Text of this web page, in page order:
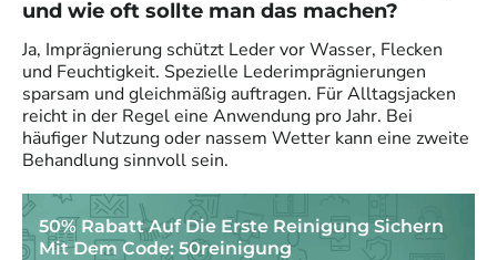
und wie oft sollte man das machen?
Ja, Imprägnierung schützt Leder vor Wasser, Flecken
und Feuchtigkeit. Spezielle Lederimprägnierungen
sparsam und gleichmäßig auftragen. Für Alltagsjacken
reicht in der Regel eine Anwendung pro Jahr. Bei
häufiger Nutzung oder nassem Wetter kann eine zweite
Behandlung sinnvoll sein.
50% Rabatt Auf Die Erste Reinigung Sichern
Mit Dem Code: 50reinigung